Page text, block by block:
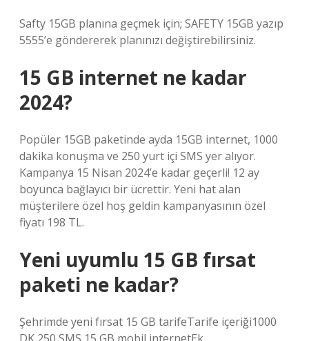
Safty 15GB planına geçmek için; SAFETY 15GB yazıp
5555’e göndererek planınızı değiştirebilirsiniz.
15 GB internet ne kadar
2024?
Popüler 15GB paketinde ayda 15GB internet, 1000
dakika konuşma ve 250 yurt içi SMS yer alıyor.
Kampanya 15 Nisan 2024’e kadar geçerli! 12 ay
boyunca bağlayıcı bir ücrettir. Yeni hat alan
müşterilere özel hoş geldin kampanyasının özel
fiyatı 198 TL.
Yeni uyumlu 15 GB fırsat
paketi ne kadar?
Şehrimde yeni fırsat 15 GB tarifeTarife içeriği1000